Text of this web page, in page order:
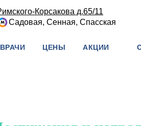
Корсакова д.65/11
Садовая, Сенная, Спасская
ВРАЧИ ЦЕНЫ АКЦИИ